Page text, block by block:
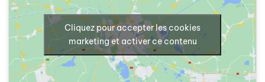
Cliquez pour accepter les cookies
marketing et activer ce contenu